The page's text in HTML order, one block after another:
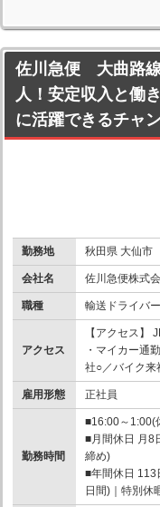
佐川急便 大曲路
人！安定収入と働
に活躍できるチャ
勤務地 秋田県 大仙市
会社名 佐川急便株式
職種 輸送ドライバー
アクセス
【アクセス】
・マイカー通
社○／バイク来
雇用形態 正社員
勤務時間
■16:00～1:00(
■月間休日 月8
締め)
■年間休日 113
日間)｜特別休